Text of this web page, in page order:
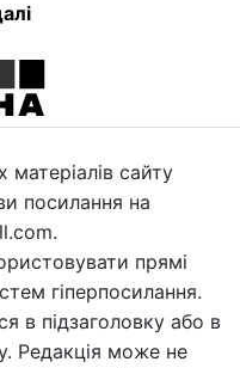
сайту
посилання на
прямі
гіперпосилання.
в підзаголовку або в
Редакція може не